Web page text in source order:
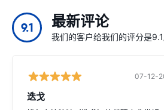
9.1 最新评论
我们的客户给我们的评分是
07-12-
迭戈